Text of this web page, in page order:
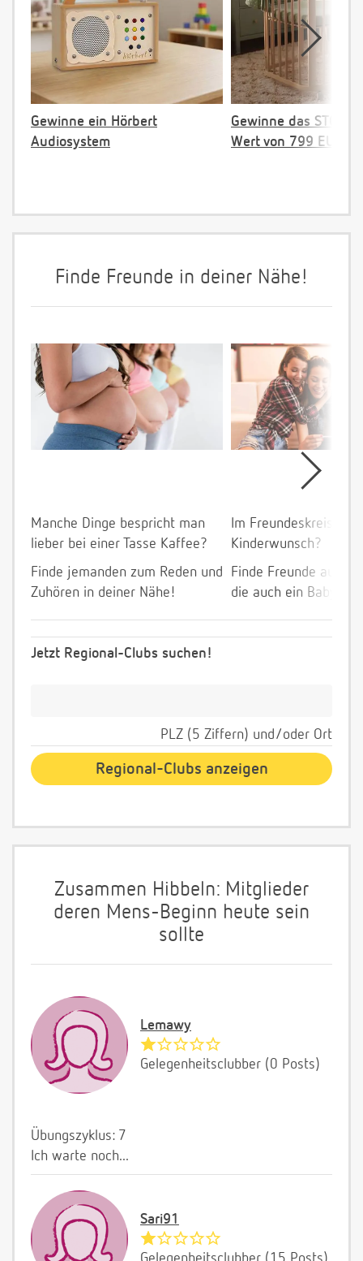
Gewinne ein Hörbert
Audiosystem
Gewinne das
Wert von 799 EUR
Finde Freunde in deiner Nähe!
Manche Dinge bespricht man
lieber bei einer Tasse Kaffee?
Finde jemanden zum Reden und
Zuhören in deiner Nähe!
Im Freundeskreis
Kinderwunsch?
Finde Freunde aus
die auch ein Baby
Jetzt Regional-Clubs suchen!
PLZ (5 Ziffern) und/oder Ort
Zusammen Hibbeln: Mitglieder
deren Mens-Beginn heute sein
sollte
Lemawy
Gelegenheitsclubber (0 Posts)
Übungszyklus: 7
Ich warte noch...
Sari91